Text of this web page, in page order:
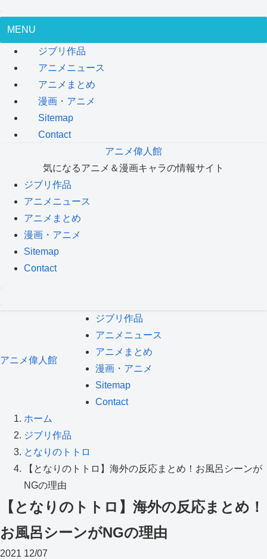
MENU
ジブリ作品
アニメニュース
アニメまとめ
漫画・アニメ
Sitemap
Contact
アニメ偉人館
気になるアニメ＆漫画キャラの情報サイト
ジブリ作品
アニメニュース
アニメまとめ
漫画・アニメ
Sitemap
Contact
アニメ偉人館
ジブリ作品
アニメニュース
アニメまとめ
漫画・アニメ
Sitemap
Contact
ホーム
ジブリ作品
となりのトトロ
【となりのトトロ】海外の反応まとめ！お風呂シーンが
NGの理由
【となりのトトロ】海外の反応まとめ！
お風呂シーンがNGの理由
2021 12/07